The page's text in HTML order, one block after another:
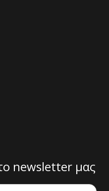
newsletter μας